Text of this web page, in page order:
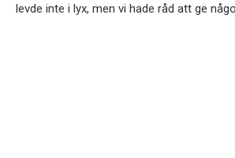
levde inte i lyx, men vi hade råd att ge